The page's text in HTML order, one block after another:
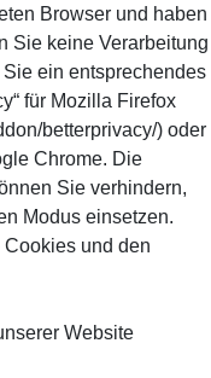
Browser und haben
Sie keine Verarbeitung
ein entsprechendes
für Mozilla Firefox
betterprivacy/) oder
Chrome. Die
Sie verhindern,
Modus einsetzen.
und den
Website